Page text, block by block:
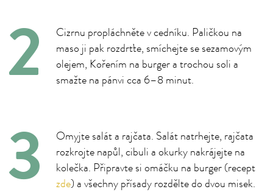
Cizrnu propláchněte v cedníku. Paličkou na
maso ji pak rozdrťte, smíchejte se sezamovým
olejem, Kořením na burger a trochou soli a
smažte na pánvi cca 6–8 minut.
Omyjte salát a rajčata. Salát natrhejte, rajčata
rozkrojte napůl, cibuli a okurky nakrájejte na
kolečka. Připravte si omáčku na burger (recept
zde) a všechny přísady rozdělte do dvou misek.